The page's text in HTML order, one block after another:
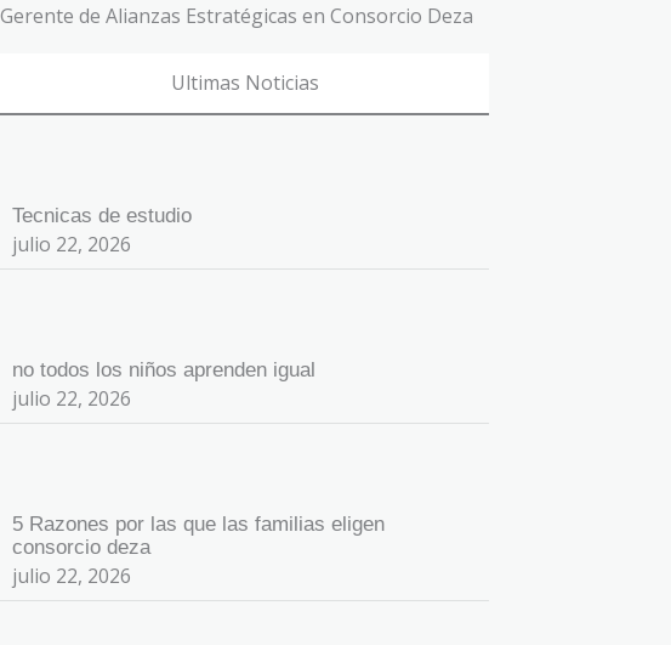
Gerente de Alianzas Estratégicas en Consorcio Deza
Ultimas Noticias
Tecnicas de estudio
julio 22, 2026
no todos los niños aprenden igual
julio 22, 2026
5 Razones por las que las familias eligen
consorcio deza
julio 22, 2026